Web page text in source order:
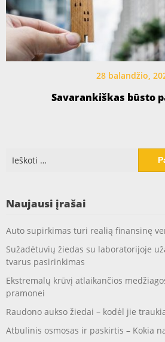
28 balandžio,
Savarankiškas būsto
Ieškoti:
Naujausi įrašai
Auto supirkimas turi realią finansinę
Sužadėtuvių žiedas su laboratorijoje
tvarus pasirinkimas
Ekstremalų krūvį atlaikančios
pramonei
Raudono aukso žiedai – kodėl jie
Atbulinis osmosas ir paskirtis – Kokia